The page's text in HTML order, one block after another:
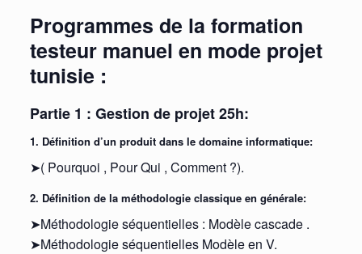
Programmes de la formation
testeur manuel en mode projet
tunisie :
Partie1 : Gestion de projet 25h:
1. Définition d’un produit dans le domaine informatique:
➤( Pourquoi , Pour Qui , Comment ?).
2. Définition de la méthodologie classique en générale:
➤Méthodologie séquentielles : Modèle cascade .
➤Méthodologie séquentielles Modèle en V.